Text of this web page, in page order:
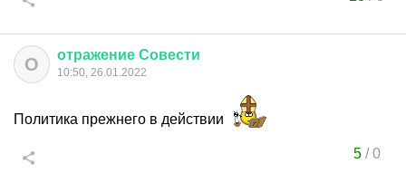
О отражение Совести
10:50, 26.01.2022
Политика прежнего в действии
5/0